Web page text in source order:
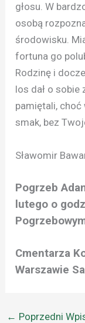
głosu. W
osobą
środowisku.
fortuna go
Rodzinę i
los dał o sobie
pamiętali, choć
smak, bez
Sławomir
Pogrzeb
lutego o
Cmentarza
Warszawie
← Poprzedni